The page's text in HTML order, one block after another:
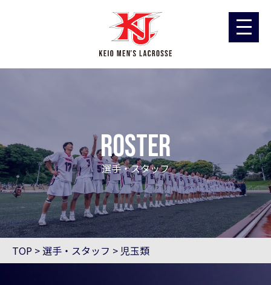
ROSTER
選手・スタッフ
TOP > 選手・スタッフ > 児玉類